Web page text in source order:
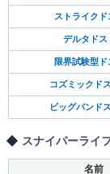
ストライクド
デルタドス
限界試験型ド
コズミックド
ビッグバンド
スナイパーライ
名前